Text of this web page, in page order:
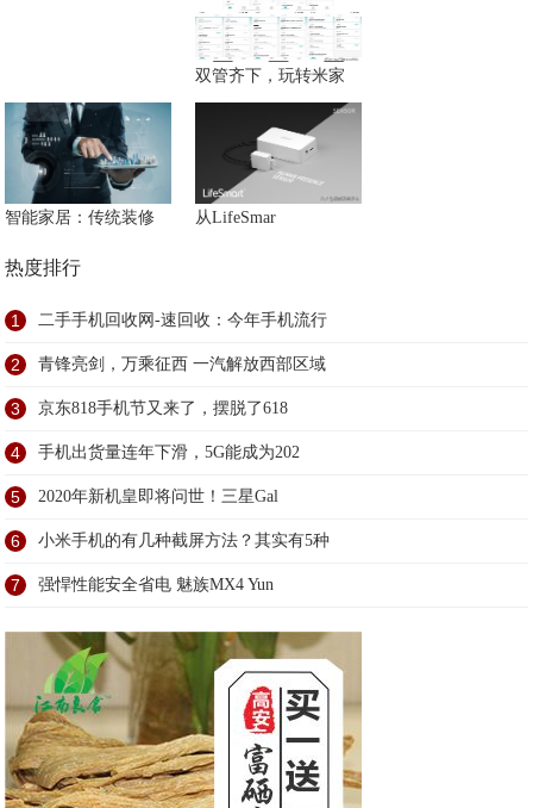
双管齐下，玩转米家
智能家居：传统装修 从LifeSmar
热度排行
1 二手手机回收网-速回收：今年手机流行
2 青锋亮剑，万乘征西 一汽解放西部区域
3 京东818手机节又来了，摆脱了618
4 手机出货量连年下滑，5G能成为202
5 2020年新机皇即将问世！三星Gal
6 小米手机的有几种截屏方法？其实有5种
7 强悍性能安全省电 魅族MX4 Yun